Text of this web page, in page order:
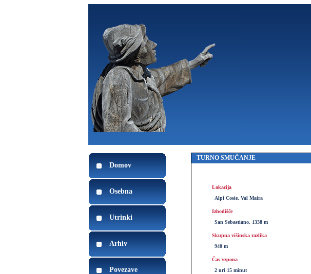
Domov
Osebna
Utrinki
Arhiv
Povezave
TURNO SMUČANJE
Lokacija
Alpi Cosie, Val Maira
Izhodišče
San Sebastiano, 1338 m
Skupna višinska razlika
940 m
Čas vzpona
2 uri 15 minut